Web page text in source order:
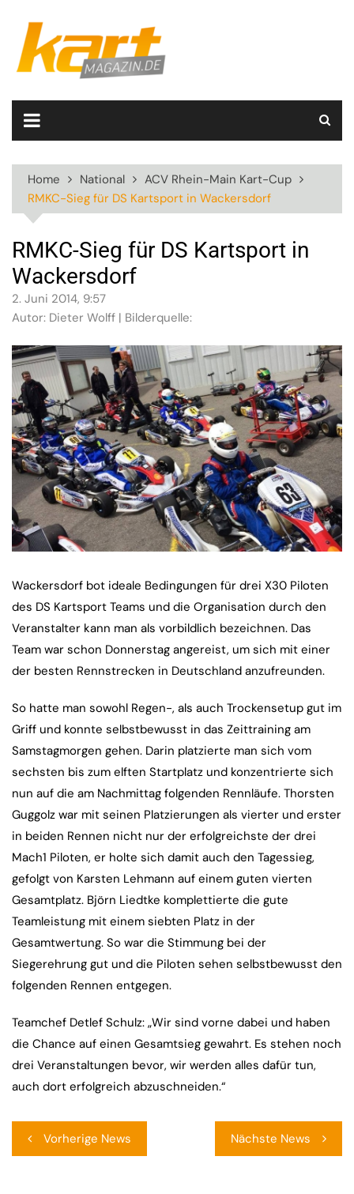
content
Home National
ACV Rhein-Main Kart-Cup
RMKC-Sieg für DS Kartsport in Wackersdorf
RMKC-Sieg für DS Kartsport in
Wackersdorf
2. Juni 2014, 9:57
Autor: Dieter Wolff | Bilderquelle:
Wackersdorf bot ideale Bedingungen für drei X30 Piloten
des DS Kartsport Teams und die Organisation durch den
Veranstalter kann man als vorbildlich bezeichnen. Das
Team war schon Donnerstag angereist, um sich mit einer
der besten Rennstrecken in Deutschland anzufreunden.
So hatte man sowohl Regen-, als auch Trockensetup gut im
Griff und konnte selbstbewusst in das Zeittraining am
Samstagmorgen gehen. Darin platzierte man sich vom
sechsten bis zum elften Startplatz und konzentrierte sich
nun auf die am Nachmittag folgenden Rennläufe. Thorsten
Guggolz war mit seinen Platzierungen als vierter und erster
in beiden Rennen nicht nur der erfolgreichste der drei
Mach1 Piloten, er holte sich damit auch den Tagessieg,
gefolgt von Karsten Lehmann auf einem guten vierten
Gesamtplatz. Björn Liedtke komplettierte die gute
Teamleistung mit einem siebten Platz in der
Gesamtwertung. So war die Stimmung bei der
Siegerehrung gut und die Piloten sehen selbstbewusst den
folgenden Rennen entgegen.
Teamchef Detlef Schulz: „Wir sind vorne dabei und haben
die Chance auf einen Gesamtsieg gewahrt. Es stehen noch
drei Veranstaltungen bevor, wir werden alles dafür tun,
auch dort erfolgreich abzuschneiden.“
Vorherige News Nächste News